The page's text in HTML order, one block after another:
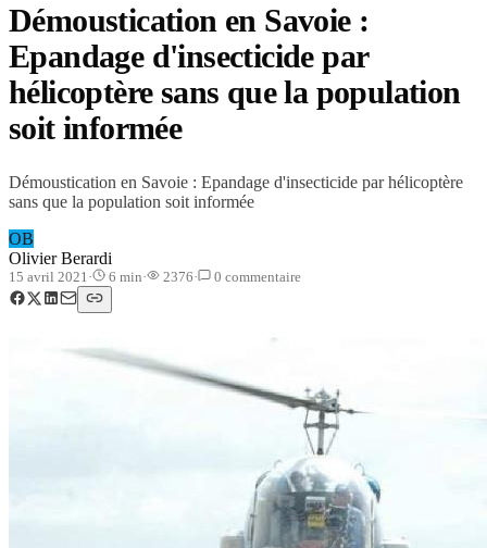
Démoustication en Savoie :
Epandage d'insecticide par
hélicoptère sans que la population
soit informée
Démoustication en Savoie : Epandage d'insecticide par hélicoptère
sans que la population soit informée
OB
Olivier Berardi
15 avril 2021 · 6 min· 2376· 0 commentaire